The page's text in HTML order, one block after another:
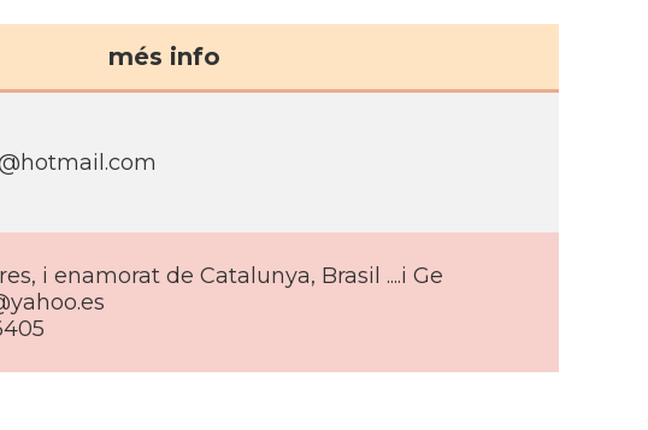
més info
i enamorat de Catalunya, Brasil ....i Ge